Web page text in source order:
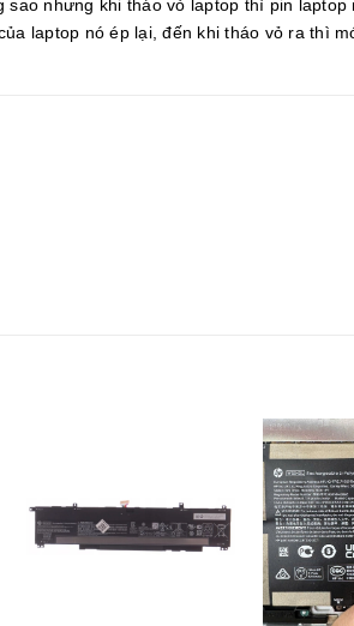
sao nhưng khi tháo vỏ laptop thì pin
laptop nó ép lại, đến khi tháo vỏ ra thì